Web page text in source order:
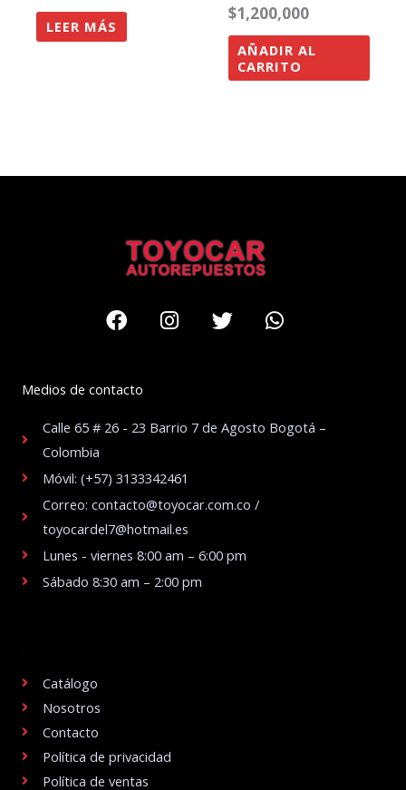
LEER MÁS
$1,200,000
AÑADIR AL
CARRITO
FacebookInstagram
TwitterWhatsapp
Medios de contacto
Calle 65 # 26 - 23 Barrio 7 de Agosto Bogotá –
Colombia
Móvil: (+57) 3133342461
Correo: contacto@toyocar.com.co /
toyocardel7@hotmail.es
Lunes - viernes 8:00 am – 6:00 pm
Sábado 8:30 am – 2:00 pm
Catálogo
Nosotros
Contacto
Política de privacidad
Política de ventas